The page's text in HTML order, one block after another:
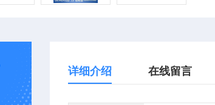
详细介绍 在线留言